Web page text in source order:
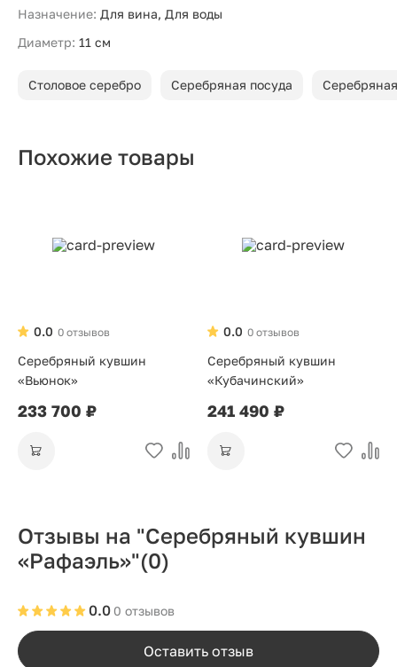
Назначение: Для вина, Для воды
Диаметр: 11 см
Столовое серебро Серебряная посуда
Похожие товары
0 отзывов
0.0
Серебряный кувшин
«Вьюнок»
233 700 ₽
0 отзывов
0.0
Серебряный кувшин
«Кубачинский»
241 490 ₽
Отзывы на "Серебряный кувшин
«Рафаэль»"(0)
0 отзывов
0.0
Оставить отзыв